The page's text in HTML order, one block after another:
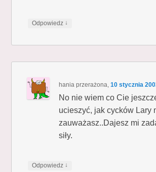
Odpowiedz ↓
hania przerażona,10 stycznia
No nie wiem co Cie
ucieszyć, jak cycków Lary
zauważasz..Dajesz mi
siły.
Odpowiedz ↓